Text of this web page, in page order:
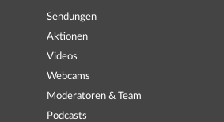
Sendungen
Aktionen
Videos
Webcams
Moderatoren & Team
Podcasts